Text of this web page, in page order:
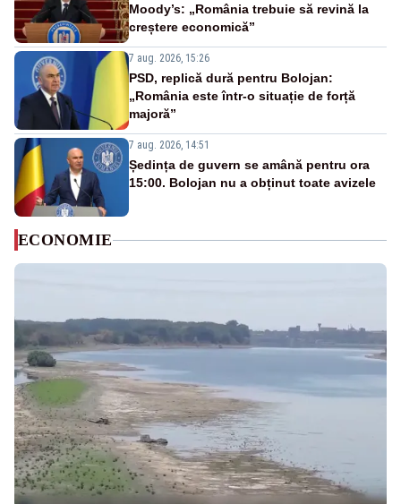
Moody’s: „România trebuie să revină la
creștere economică”
7 aug. 2026, 15:26
PSD, replică dură pentru Bolojan:
„România este într-o situație de forță
majoră”
7 aug. 2026, 14:51
Ședința de guvern se amână pentru ora
15:00. Bolojan nu a obținut toate avizele
ECONOMIE